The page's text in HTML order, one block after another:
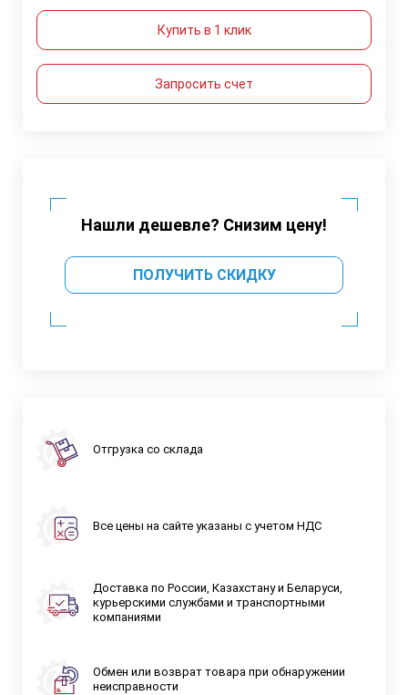
Купить в 1 клик
Запросить счет
Нашли дешевле? Снизим цену!
ПОЛУЧИТЬ СКИДКУ
Отгрузка со склада
Все цены на сайте указаны с учетом НДС
Доставка по России, Казахстану и Беларуси,
курьерскими службами и транспортными
компаниями
Обмен или возврат товара при обнаружении
неисправности